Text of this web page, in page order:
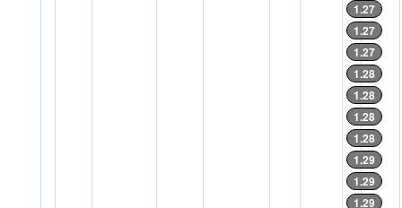
1.27
1.27
1.27
1.28
1.28
1.28
1.28
1.29
1.29
1.29